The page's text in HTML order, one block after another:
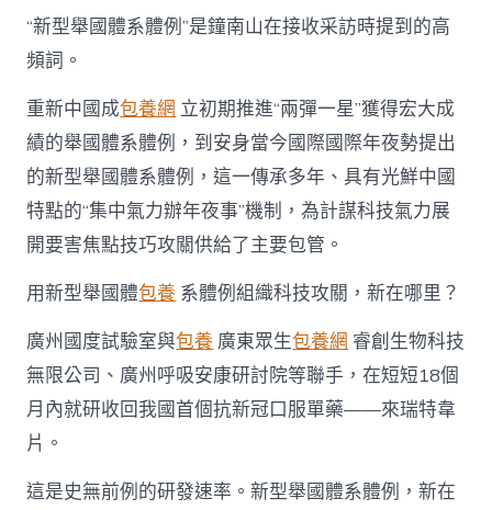
術
攻
“新型舉國體系體例”是鐘南山在接收采訪時提到的高
頻詞。
重新中國成包養網 立初期推進“兩彈一星”獲得宏大成
績的舉國體系體例，到安身當今國際國際年夜勢提出
的新型舉國體系體例，這一傳承多年、具有光鮮中國
特點的“集中氣力辦年夜事”機制，為計謀科技氣力展
開要害焦點技巧攻關供給了主要包管。
用新型舉國體包養 系體例組織科技攻關，新在哪里？
廣州國度試驗室與包養 廣東眾生包養網 睿創生物科技
無限公司、廣州呼吸安康研討院等聯手，在短短18個
月內就研收回我國首個抗新冠口服單藥——來瑞特韋
片。
這是史無前例的研發速率。新型舉國體系體例，新在